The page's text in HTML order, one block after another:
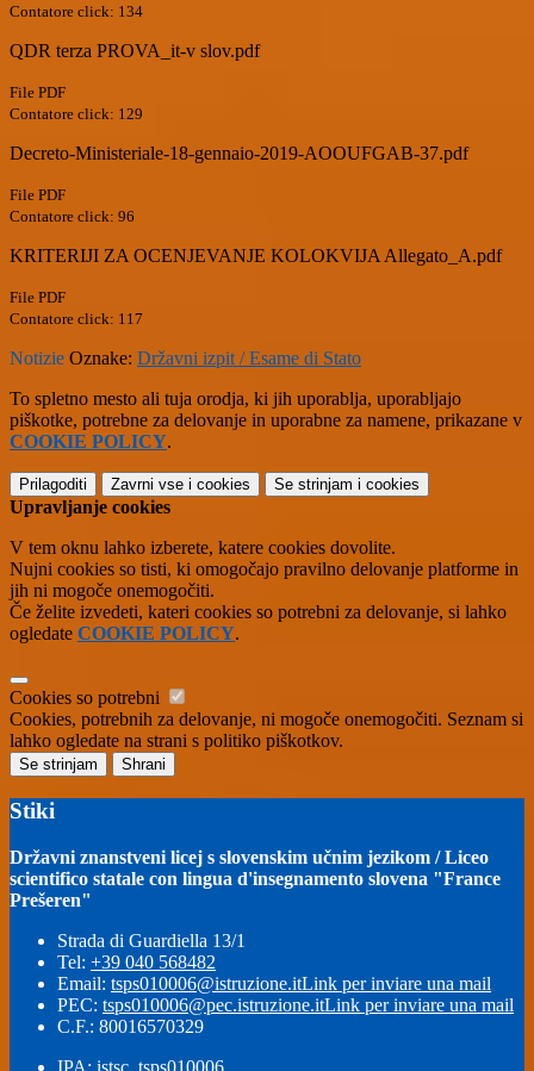
Contatore click: 134
QDR terza PROVA_it-v slov.pdf
File PDF
Contatore click: 129
Decreto-Ministeriale-18-gennaio-2019-AOOUFGAB-37.pdf
File PDF
Contatore click: 96
KRITERIJI ZA OCENJEVANJE KOLOKVIJA Allegato_A.pdf
File PDF
Contatore click: 117
Notizie Oznake: Državni izpit / Esame di Stato
To spletno mesto ali tuja orodja, ki jih uporablja, uporabljajo
piškotke, potrebne za delovanje in uporabne za namene, prikazane v
COOKIE POLICY.
Prilagoditi Zavrni vse i cookies Se strinjam i cookies
Upravljanje cookies
V tem oknu lahko izberete, katere cookies dovolite.
Nujni cookies so tisti, ki omogočajo pravilno delovanje platforme in
jih ni mogoče onemogočiti.
Če želite izvedeti, kateri cookies so potrebni za delovanje, si lahko
ogledate COOKIE POLICY.
Cookies so potrebni
Cookies, potrebnih za delovanje, ni mogoče onemogočiti. Seznam si
lahko ogledate na strani s politiko piškotkov.
Se strinjam Shrani
Stiki
Državni znanstveni licej s slovenskim učnim jezikom / Liceo
scientifico statale con lingua d'insegnamento slovena "France
Prešeren"
Strada di Guardiella 13/1
Tel: +39 040 568482
Email: tsps010006@istruzione.itLink per inviare una mail
PEC: tsps010006@pec.istruzione.itLink per inviare una mail
C.F.: 80016570329